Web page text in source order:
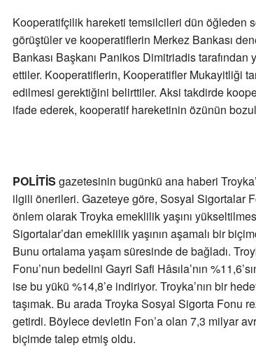
Kooperatifçilik hareketi temsilcileri dün öğleden
görüştüler ve kooperatiflerin Merkez Bankası
Bankası Başkanı Panikos Dimitriadis tarafından
ettiler. Kooperatiflerin, Kooperatifler Mukayitliği
edilmesi gerektiğini belirttiler. Aksi takdirde
ifade ederek, kooperatif hareketinin özünün
POLİTİS gazetesinin bugünkü ana haberi
ilgili önerileri. Gazeteye göre, Sosyal Sigortalar
önlem olarak Troyka emeklilik yaşını
Sigortalar’dan emeklilik yaşının aşamalı bir
Bunu ortalama yaşam süresinde de bağladı.
Fonu’nun bedelini Gayri Safi Hâsıla’nın
ise bu yükü %14,8’e indiriyor. Troyka’nın bir
taşımak. Bu arada Troyka Sosyal Sigorta Fonu
getirdi. Böylece devletin Fon’a olan 7,3 milyar
biçimde talep etmiş oldu.